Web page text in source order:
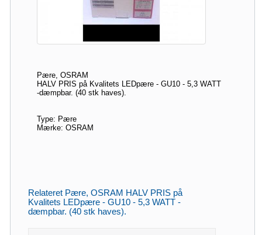
Pære, OSRAM
HALV PRIS på Kvalitets LEDpære - GU10 - 5,3 WATT
-dæmpbar. (40 stk haves).
Type: Pære
Mærke: OSRAM
Relateret Pære, OSRAM HALV PRIS på
Kvalitets LEDpære - GU10 - 5,3 WATT -
dæmpbar. (40 stk haves).